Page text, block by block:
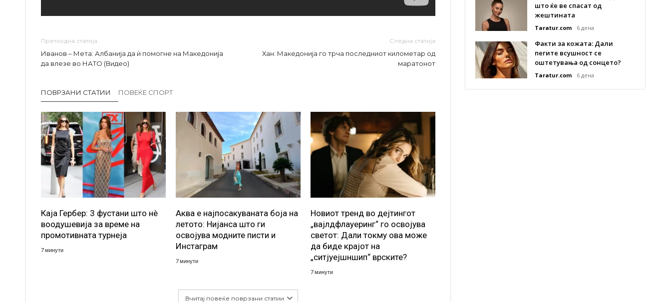
Претходна статија
Иванов – Мета: Албанија да ѝ помогне на Македонија
да влезе во НАТО (Видео)
Следна статија
Хан: Македонија го трча последниот километар од
маратонот
ПОВРЗАНИ СТАТИИ ПОВЕЌЕ СПОРТ
Каја Гербер: 3 фустани што нè
воодушевија за време на
промотивната турнеја
7 минути
Аква е најпосакуваната боја на
летото: Нијанса што ги
освојува модните писти и
Инстаграм
7 минути
Новиот тренд во дејтингот
„вајлдфлауеринг“ го освојува
светот: Дали токму ова може
да биде крајот на
„ситјуејшншип“ врските?
7 минути
Вчитај повеќе поврзани статии
што ќе ве спасат од
жештината
Taratur.com 6 дена
Факти за кожата: Дали
пегите всушност се
оштетувања од сонцето?
Taratur.com 6 дена